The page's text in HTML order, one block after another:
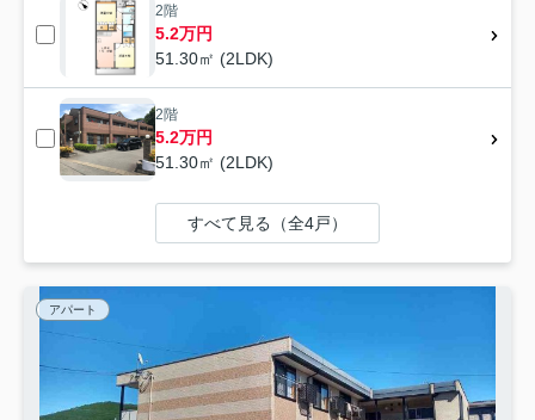
2階
5.2万円
51.30㎡ (2LDK)
2階
5.2万円
51.30㎡ (2LDK)
すべて見る（全4戸）
アパート